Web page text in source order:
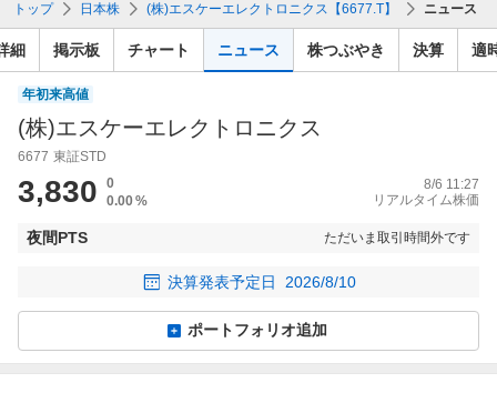
検
索
トップ 日本株 (株)エスケーエレクトロニクス【6677.T】 ニュース
細 掲示板 チャート ニュース 株つぶやき 決算 適
年初来高値
(株)エスケーエレクトロニクス
6677 東証STD
3,830
0
0.00%
8/6 11:27
リアルタイム株価
夜間PTS ただいま取引時間外です
決算発表予定日 2026/8/10
ポートフォリオ追加